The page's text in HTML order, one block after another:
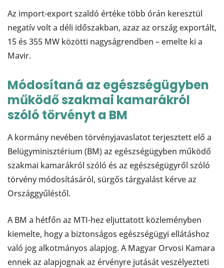
Az import-export szaldó értéke több órán keresztül
negatív volt a déli időszakban, azaz az ország exportált,
15 és 355 MW közötti nagyságrendben – emelte ki a
Mavir.
Módosítaná az egészségügyben
működő szakmai kamarákról
szóló törvényt a BM
A kormány nevében törvényjavaslatot terjesztett elő a
Belügyminisztérium (BM) az egészségügyben működő
szakmai kamarákról szóló és az egészségügyről szóló
törvény módosításáról, sürgős tárgyalást kérve az
Országgyűléstől.
A BM a hétfőn az MTI-hez eljuttatott közleményben
kiemelte, hogy a biztonságos egészségügyi ellátáshoz
való jog alkotmányos alapjog. A Magyar Orvosi Kamara
ennek az alapjognak az érvényre jutását veszélyezteti